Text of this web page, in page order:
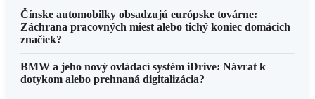
Čínske automobilky obsadzujú európske továrne:
Záchrana pracovných miest alebo tichý koniec domácich
značiek?
BMW a jeho nový ovládací systém iDrive: Návrat k
dotykom alebo prehnaná digitalizácia?